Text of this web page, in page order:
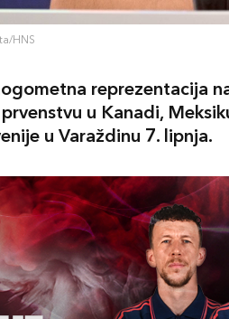
HNS
reprezentacija
u Kanadi,
u Varaždinu 7. lipnja.